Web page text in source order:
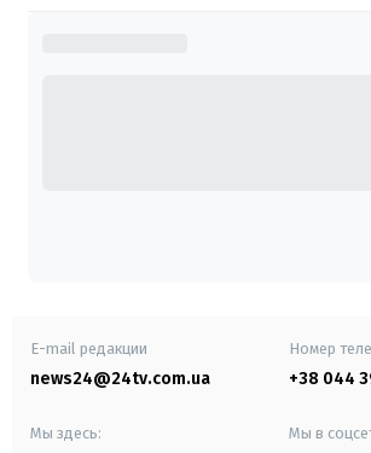
E-mail редакции
news24@24tv.com.ua
Номер
+38 044
Мы здесь: Мы в